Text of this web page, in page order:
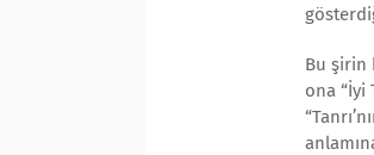
Bu şirin
ona “İyi